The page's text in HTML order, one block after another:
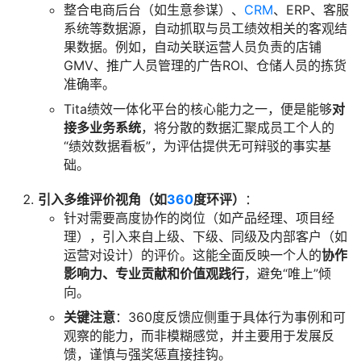
整合电商后台（如生意参谋）、 CRM、ERP、客服
系统等数据源，自动抓取与员工绩效相关的客观结
果数据。例如，自动关联运营人员负责的店铺
GMV、推广人员管理的广告ROI、仓储人员的拣货
准确率。
Tita绩效一体化平台的核心能力之一，便是能够对
接多业务系统，将分散的数据汇聚成员工个人的
“绩效数据看板”，为评估提供无可辩驳的事实基
础。
引入多维评价视角（如360度环评）
：
针对需要高度协作的岗位（如产品经理、项目经
理），引入来自上级、下级、同级及内部客户（如
运营对设计）的评价。这能全面反映一个人的协作
影响力、专业贡献和价值观践行，避免“唯上”倾
向。
关键注意：360度反馈应侧重于具体行为事例和可
观察的能力，而非模糊感觉，并主要用于发展反
馈，谨慎与强奖惩直接挂钩。